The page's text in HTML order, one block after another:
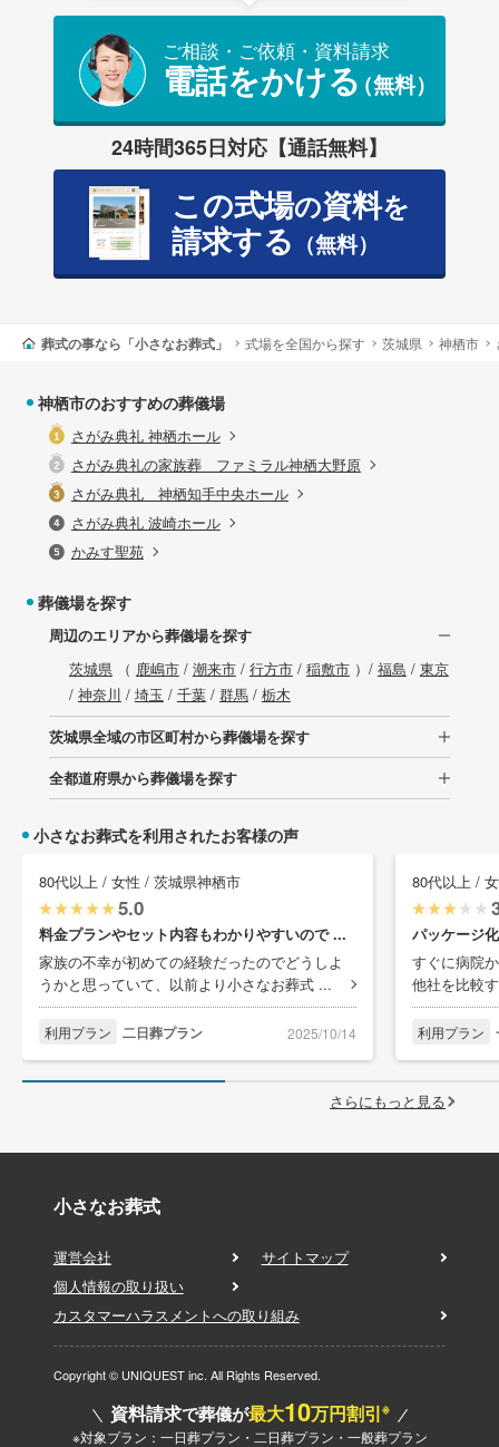
ご相談・ご依頼・資料請求
電話をかける（無料）
24時間365日対応【通話無料】
この式場の資料を
請求する （無料）
葬式の事なら「小さなお葬式」 式場を全国から探す 茨城県 神栖市
神栖市のおすすめの葬儀場
さがみ典礼 神栖ホール
さがみ典礼の家族葬 ファミラル神栖大野原
さがみ典礼 神栖知手中央ホール
さがみ典礼 波崎ホール
かみす聖苑
葬儀場を探す
周辺のエリアから葬儀場を探す
茨城県（ 鹿嶋市/ 潮来市/ 行方市/ 稲敷市）/ 福島 / 東京
/ 神奈川 / 埼玉 / 千葉/ 群馬/ 栃木
茨城県全域の市区町村から葬儀場を探す
全都道府県から葬儀場を探す
小さなお葬式を利用されたお客様の声
80代以上 / 女性 / 茨城県神栖市
5.0
料金プランやセット内容もわかりやすいので ...
家族の不幸が初めての経験だったのでどうしよ
うかと思っていて、以前より小さなお葬式 ...
利用プラン 二日葬プラン 2025/10/14
80代以上 /
パッケージ
すぐに病院
他社を比較
利用プラン
さらにもっと見る
小さなお葬式
運営会社
サイトマップ
個人情報の取り扱い
カスタマーハラスメントへの取り組み
Copyright © UNIQUEST inc. All Rights Reserved.
資料請求で葬儀が最大10万円割引※
※対象プラン：一日葬プラン・二日葬プラン・一般葬プラン